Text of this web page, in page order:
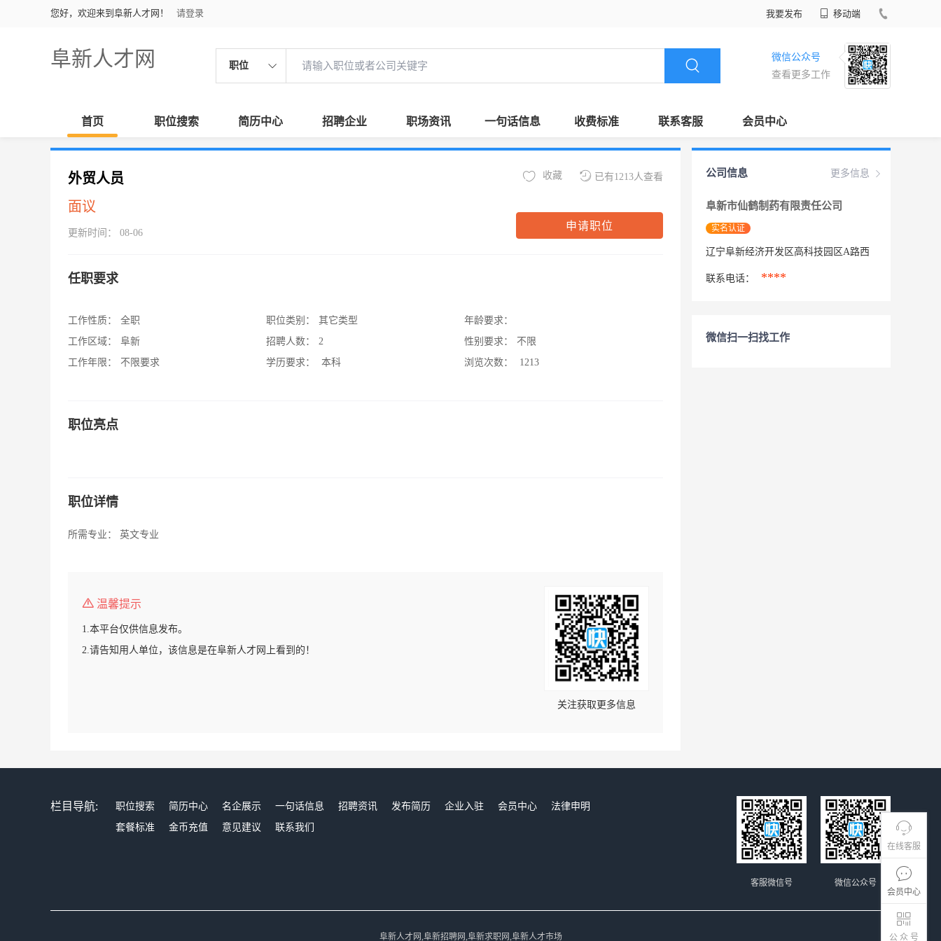
您好，欢迎来到阜新人才网！ 请登录 我要发布 移动端
阜新人才网 职位
微信公众号
查看更多工作
首页 职位搜索 简历中心 招聘企业 职场资讯 一句话信息 收费标准 联系客服 会员中心
在线客服
会员中心
公 众 号
外贸人员
面议
更新时间： 08-06
已有1213人查看
收藏
申请职位
任职要求
工作性质：
全职
工作区域：
阜新
工作年限：
不限要求
职位类别：
其它类型
招聘人数：
2
学历要求：
本科
年龄要求：
性别要求：
不限
浏览次数：
1213
职位亮点
职位详情
所需专业： 英文专业
温馨提示
1.本平台仅供信息发布。
2.请告知用人单位，该信息是在阜新人才网上看到的！
关注获取更多信息
更多信息
公司信息
阜新市仙鹤制药有限责任公司
实名认证
辽宁阜新经济开发区高科技园区A路西
联系电话： ****
微信扫一扫找工作
栏目导航: 职位搜索 简历中心 名企展示 一句话信息 招聘资讯 发布简历 企业入驻 会员中心
法律申明
套餐标准
金币充值 意见建议 联系我们
微信公众号
客服微信号
阜新人才网,阜新招聘网,阜新求职网,阜新人才市场